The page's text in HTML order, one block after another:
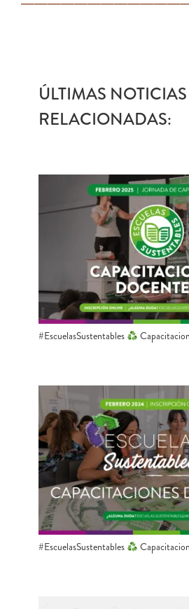
ÚLTIMAS NOTICIAS
RELACIONADAS:
#EscuelasSustentables
#EscuelasSustentables